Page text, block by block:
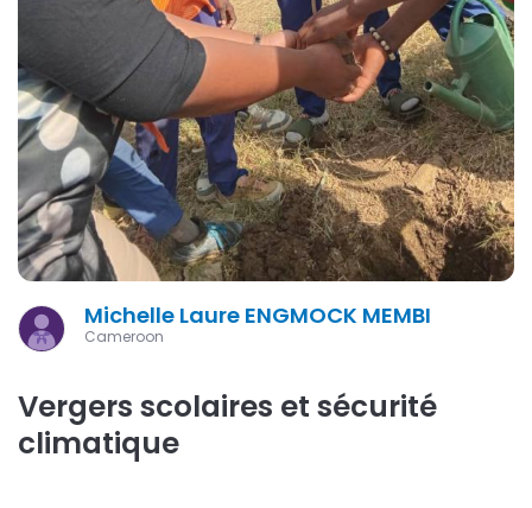
Michelle Laure ENGMOCK MEMBI
Cameroon
Vergers scolaires et sécurité
climatique